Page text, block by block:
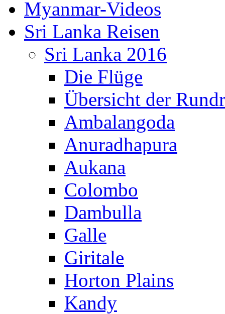
Myanmar-Videos
Sri Lanka Reisen
Sri Lanka 2016
Die Flüge
Übersicht der
Ambalangoda
Anuradhapura
Aukana
Colombo
Dambulla
Galle
Giritale
Horton Plains
Kandy